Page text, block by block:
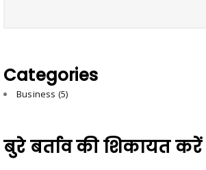
Categories
Business (5)
बुरे बर्ताव की शिकायत करें